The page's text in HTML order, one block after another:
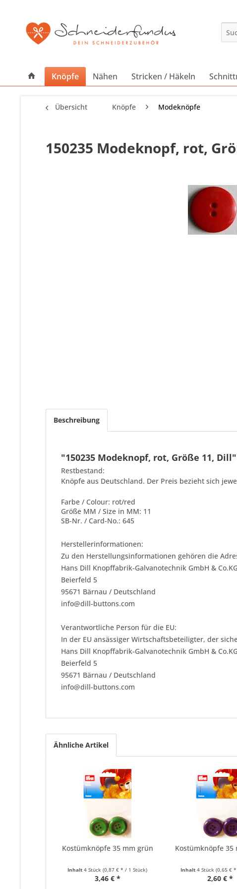
Knöpfe Nähen Stricken / Häkeln
Übersicht Knöpfe Modeknöpfe
150235 Modeknopf, rot,
Beschreibung
"150235 Modeknopf, rot, Größe 11, Dill"
Restbestand:
Knöpfe aus Deutschland. Der Preis bezieht sich
Farbe / Colour: rot/red
Größe MM / Size in MM: 11
SB-Nr. / Card-No.: 645
Herstellerinformationen:
Zu den Herstellungsinformationen gehören die
Hans Dill Knopffabrik-Galvanotechnik GmbH & Co.KG
Beierfeld 5
95671 Bärnau / Deutschland
info@dill-buttons.com
Verantwortliche Person für die EU:
In der EU ansässiger Wirtschaftsbeteiligter, der
Hans Dill Knopffabrik-Galvanotechnik GmbH & Co.KG
Beierfeld 5
95671 Bärnau / Deutschland
info@dill-buttons.com
Ähnliche Artikel
Kostümknöpfe 35 mm grün
Inhalt4 Stück(0,87 € * / 1 Stück)
3,46 € *
Kostümknöpfe 35
Inhalt 4 Stück (0,65 €
2,60 € *